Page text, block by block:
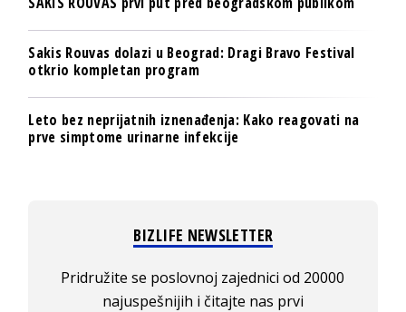
Sakis Rouvas dolazi u Beograd: Dragi Bravo Festival
otkrio kompletan program
Leto bez neprijatnih iznenađenja: Kako reagovati na
prve simptome urinarne infekcije
BIZLIFE NEWSLETTER
Pridružite se poslovnoj zajednici od 20000
najuspešnijih i čitajte nas prvi